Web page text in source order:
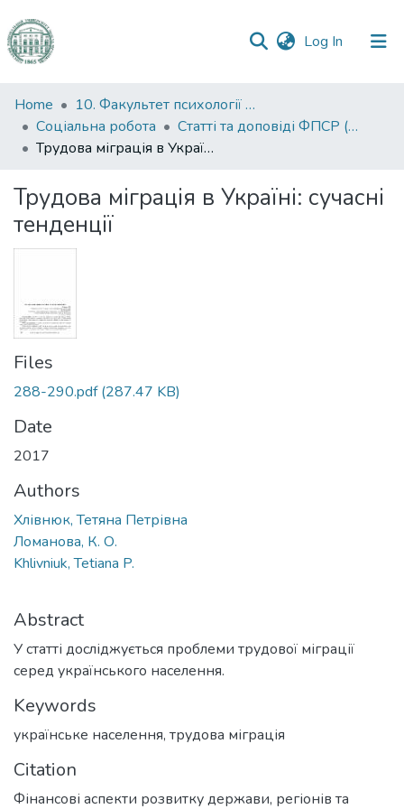
Log In (current)
Communities
&
Collections
Statistics
Home
10. Факультет психології та соціальної роботи
Соціальна робота
Статті та доповіді ФПСР (Соціальна робота)
Трудова міграція в Україні: сучасні тенденції
Трудова міграція в Україні: сучасні
тенденції
Files
288-290.pdf(287.47 KB)
Date
2017
Authors
Хлівнюк, Тетяна Петрівна
Ломанова, К. О.
Khlivniuk, Tetiana P.
Abstract
У статті досліджується проблеми трудової міграції
серед українського населення.
Keywords
українське населення, трудова міграція
Citation
Фінансові аспекти розвитку держави, регіонів та